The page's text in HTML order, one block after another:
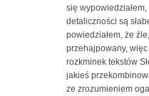
się
detaliczności są
powiedziałem, że
przehajpowany,
rozkminek tekstów
jakieś
ze zrozumieniem